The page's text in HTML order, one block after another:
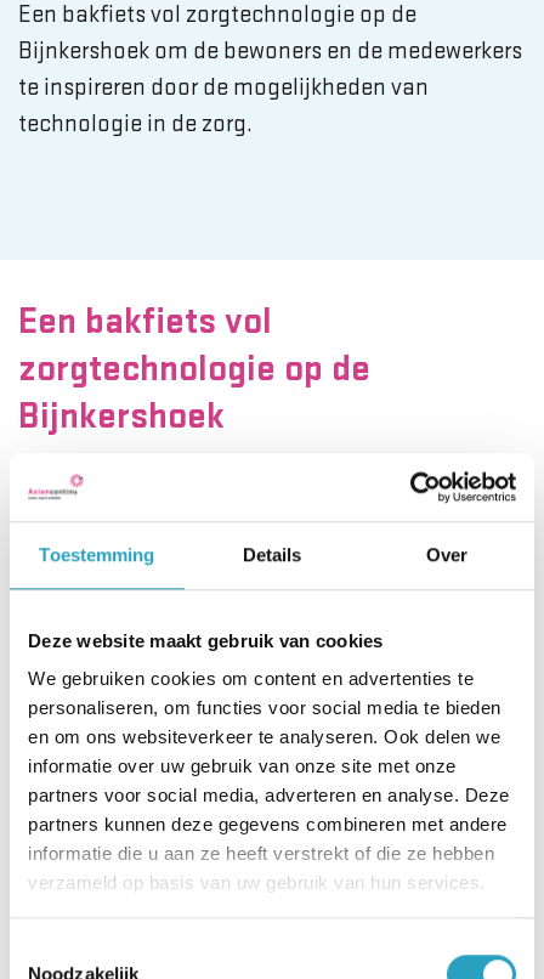
Toestemming Details Over
Deze website maakt gebruik van cookies
We gebruiken cookies om content en advertenties te
personaliseren, om functies voor social media te bieden
en om ons websiteverkeer te analyseren. Ook delen we
informatie over uw gebruik van onze site met onze
partners voor social media, adverteren en analyse. Deze
partners kunnen deze gegevens combineren met andere
informatie die u aan ze heeft verstrekt of die ze hebben
verzameld op basis van uw gebruik van hun services.
Noodzakelijk
Een bakfiets vol zorgtechnologie op de
Bijnkershoek om de bewoners en de medewerkers
te inspireren door de mogelijkheden van
technologie in de zorg.
Een bakfiets vol
zorgtechnologie op de
Bijnkershoek
Onlangs waren 18 studenten van het ROC Midden
De Bijnkershoek. Zij kwamen met een bakfiets vol
zorgtechnologie langs om onze bewoners en
mogelijkheden van technologie in de zorg en hoe
dit kan worden ingezet. De studenten kregen de
kans om het effect van technologie op onze
bewoners te zien. Sommige bewoners doken er
direct in en zetten zonder twijfel een VR-bril op.
Andere bewoners waren eerst nog wat
terughoudend en hadden meer tijd nodig om de
positieve effecten van de meegebrachte